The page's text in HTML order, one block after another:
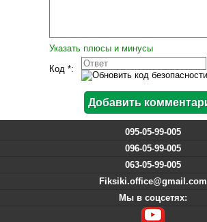
Указать плюсы и минусы
Код *:
095-05-99-005
096-05-99-005
063-05-99-005
Fiksiki.office@gmail.com
Мы в соцсетях: